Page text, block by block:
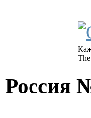
Россия